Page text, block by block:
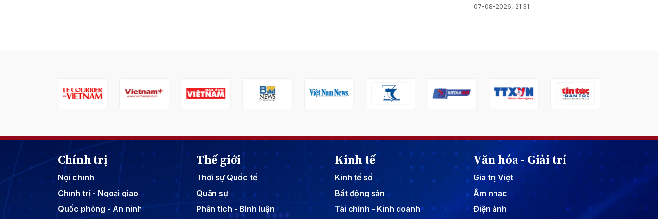
07-08-2026, 21:31
Chính trị
Nội chính
Chính trị - Ngoại giao
Quốc phòng - An ninh
Thế giới
Thời sự Quốc tế
Quân sự
Phân tích - Bình luận
Kinh tế
Kinh tế số
Bất động sản
Tài chính - Kinh doanh
Văn hóa - Giải trí
Giá trị Việt
Âm nhạc
Điện ảnh